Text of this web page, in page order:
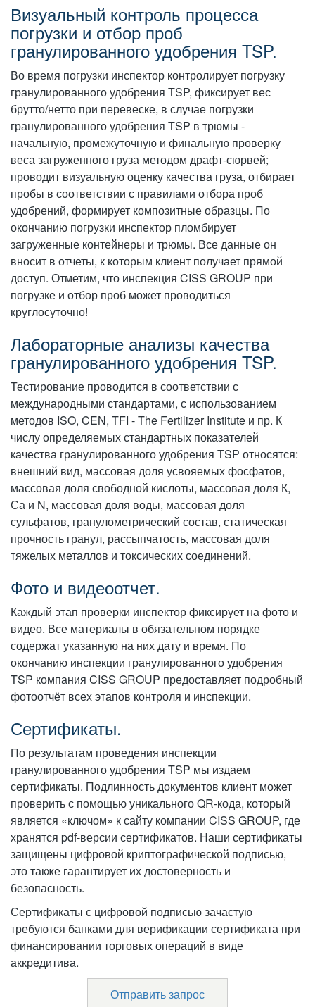
Визуальный контроль процесса
погрузки и отбор проб
гранулированного удобрения TSP.
Во время погрузки инспектор контролирует погрузку
гранулированного удобрения TSP, фиксирует вес
брутто/нетто при перевеске, в случае погрузки
гранулированного удобрения TSP в трюмы -
начальную, промежуточную и финальную проверку
веса загруженного груза методом драфт-сюрвей;
проводит визуальную оценку качества груза, отбирает
пробы в соответствии с правилами отбора проб
удобрений, формирует композитные образцы. По
окончанию погрузки инспектор пломбирует
загруженные контейнеры и трюмы. Все данные он
вносит в отчеты, к которым клиент получает прямой
доступ. Отметим, что инспекция CISS GROUP при
погрузке и отбор проб может проводиться
круглосуточно!
Лабораторные анализы качества
гранулированного удобрения TSP.
Тестирование проводится в соответствии с
международными стандартами, с использованием
методов ISO, CEN, TFI - The Fertilizer Institute и пр. К
числу определяемых стандартных показателей
качества гранулированного удобрения TSP относятся:
внешний вид, массовая доля усвояемых фосфатов,
массовая доля свободной кислоты, массовая доля К,
Са и N, массовая доля воды, массовая доля
сульфатов, гранулометрический состав, статическая
прочность гранул, рассыпчатость, массовая доля
тяжелых металлов и токсических соединений.
Фото и видеоотчет.
Каждый этап проверки инспектор фиксирует на фото и
видео. Все материалы в обязательном порядке
содержат указанную на них дату и время. По
окончанию инспекции гранулированного удобрения
TSP компания CISS GROUP предоставляет подробный
фотоотчёт всех этапов контроля и инспекции.
Сертификаты.
По результатам проведения инспекции
гранулированного удобрения TSP мы издаем
сертификаты. Подлинность документов клиент может
проверить с помощью уникального QR-кода, который
является «ключом» к сайту компании CISS GROUP, где
хранятся pdf-версии сертификатов. Наши сертификаты
защищены цифровой криптографической подписью,
это также гарантирует их достоверность и
безопасность.
Сертификаты с цифровой подписью зачастую
требуются банками для верификации сертификата при
финансировании торговых операций в виде
аккредитива.
Отправить запрос